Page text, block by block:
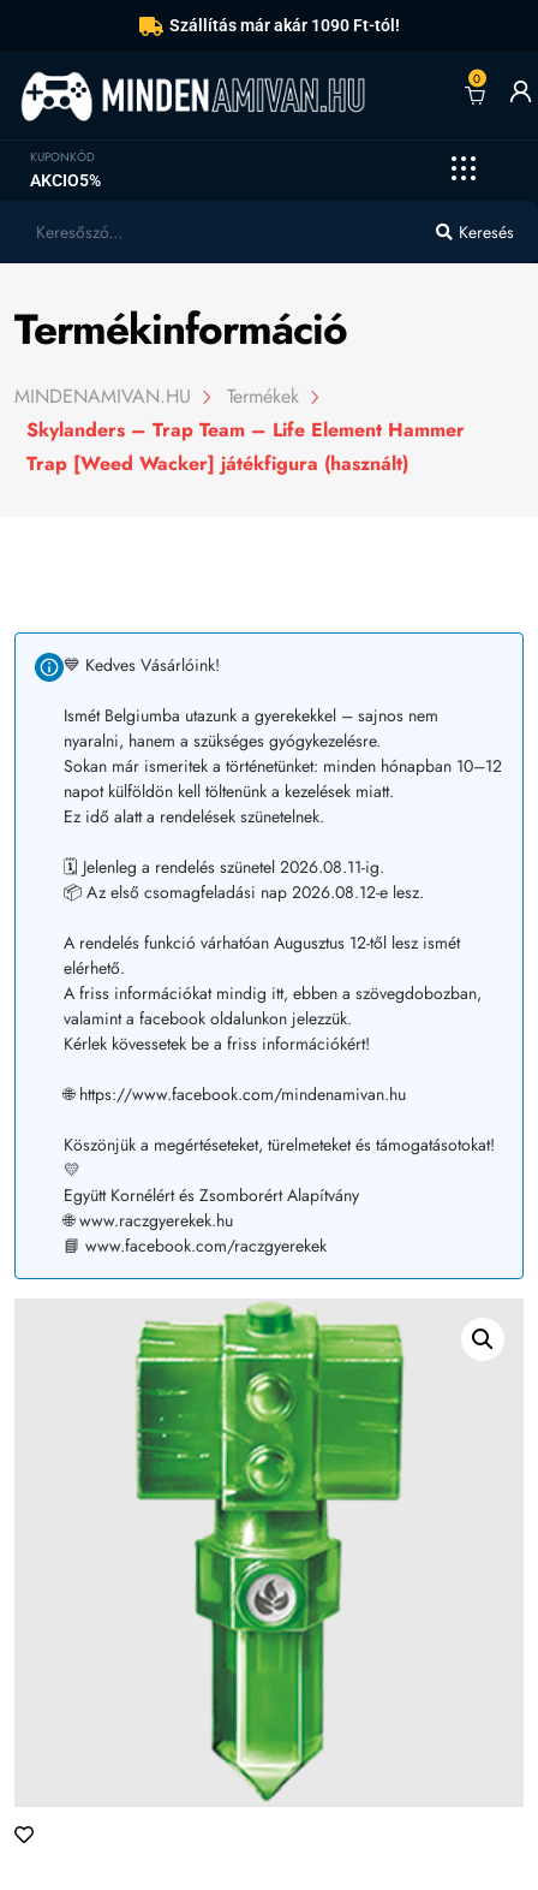
Szállítás már akár 1090 Ft-tól!
0
KUPONKÓD
AKCIO5%
Keresés
Termékinformáció
MINDENAMIVAN.HU
Termékek
Skylanders – Trap Team – Life Element Hammer
Trap [Weed Wacker] játékfigura (használt)
💙 Kedves Vásárlóink!
Ismét Belgiumba utazunk a gyerekekkel – sajnos nem
nyaralni, hanem a szükséges gyógykezelésre.
Sokan már ismeritek a történetünket: minden hónapban 10–12
napot külföldön kell töltenünk a kezelések miatt.
Ez idő alatt a rendelések szünetelnek.
🗓️ Jelenleg a rendelés szünetel 2026.08.11-ig.
📦 Az első csomagfeladási nap 2026.08.12-e lesz.
A rendelés funkció várhatóan Augusztus 12-től lesz ismét
elérhető.
A friss információkat mindig itt, ebben a szövegdobozban,
valamint a facebook oldalunkon jelezzük.
Kérlek kövessetek be a friss információkért!
🌐 https://www.facebook.com/mindenamivan.hu
Köszönjük a megértéseteket, türelmeteket és támogatásotokat!
💛
Együtt Kornélért és Zsomborért Alapítvány
🌐 www.raczgyerekek.hu
📘 www.facebook.com/raczgyerekek